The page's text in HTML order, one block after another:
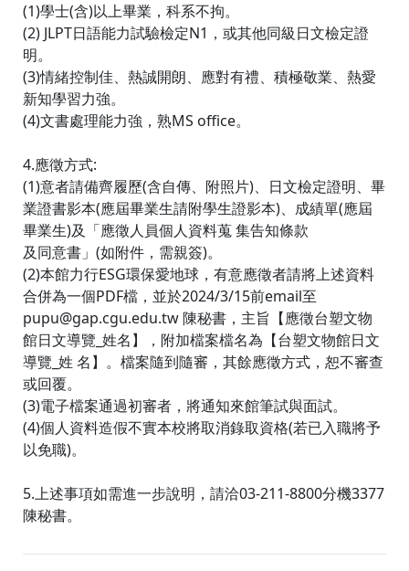
(1)學士(含)以上畢業，科系不拘。
(2) JLPT日語能力試驗檢定N1，或其他同級日文檢定證
明。
(3)情緒控制佳、熱誠開朗、應對有禮、積極敬業、熱愛
新知學習力強。
(4)文書處理能力強，熟MS office。
4.應徵方式:
(1)意者請備齊履歷(含自傳、附照片)、日文檢定證明、畢
業證書影本(應屆畢業生請附學生證影本)、成績單(應屆
畢業生)及「應徵人員個人資料蒐 集告知條款
及同意書」(如附件，需親簽)。
(2)本館力行ESG環保愛地球，有意應徵者請將上述資料
合併為一個PDF檔，並於2024/3/15前email至
pupu@gap.cgu.edu.tw 陳秘書，主旨【應徵台塑文物
館日文導覽_姓名】，附加檔案檔名為【台塑文物館日文
導覽_姓 名】。檔案隨到隨審，其餘應徵方式，恕不審查
或回覆。
(3)電子檔案通過初審者，將通知來館筆試與面試。
(4)個人資料造假不實本校將取消錄取資格(若已入職將予
以免職)。
5.上述事項如需進一步說明，請洽03-211-8800分機3377
陳秘書。